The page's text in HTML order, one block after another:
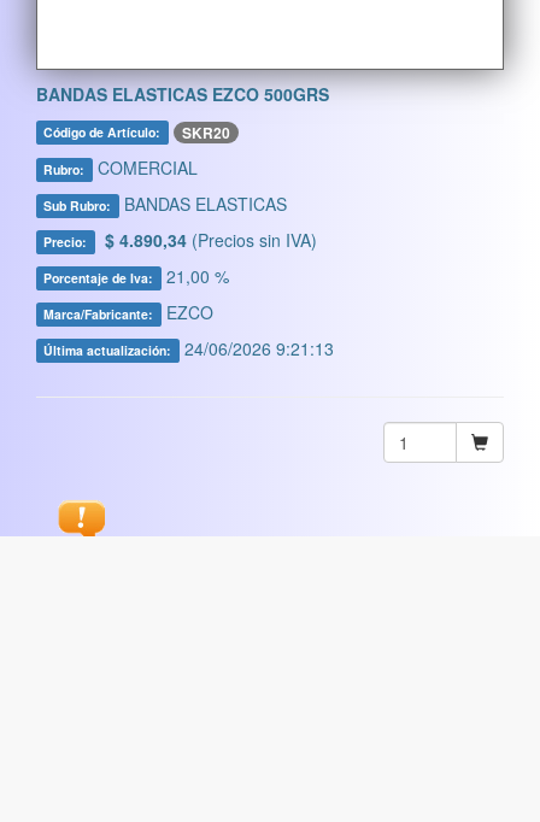
BANDAS ELASTICAS EZCO 500GRS
Código de Artículo: SKR20
Rubro: COMERCIAL
Sub Rubro: BANDAS ELASTICAS
Precio: $ 4.890,34 (Precios sin IVA)
Porcentaje de Iva: 21,00 %
Marca/Fabricante: EZCO
Última actualización: 24/06/2026 9:21:13